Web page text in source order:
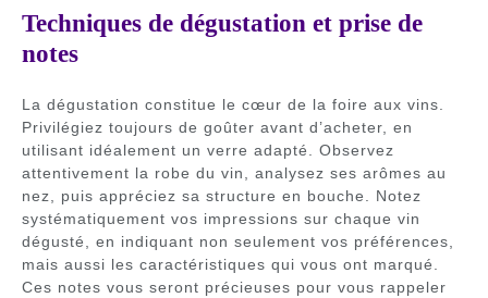
Techniques de dégustation et prise de
notes
La dégustation constitue le cœur de la foire aux vins.
Privilégiez toujours de goûter avant d’acheter, en
utilisant idéalement un verre adapté. Observez
attentivement la robe du vin, analysez ses arômes au
nez, puis appréciez sa structure en bouche. Notez
systématiquement vos impressions sur chaque vin
dégusté, en indiquant non seulement vos préférences,
mais aussi les caractéristiques qui vous ont marqué.
Ces notes vous seront précieuses pour vous rappeler